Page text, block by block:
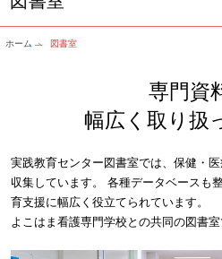
ホーム 図書室
専門資
幅広く取り扱
実践教育センター図書室では、保健・
収集しています。
各種データベースも
育支援に幅広く役立てられています。
よこはま看護専門学校との共同の図書室